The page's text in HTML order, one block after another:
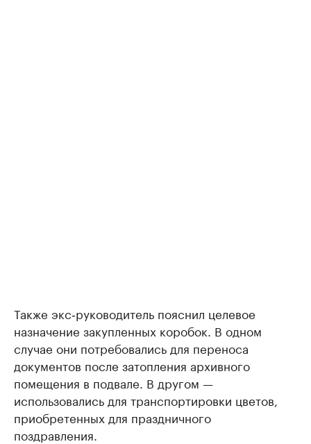
Также экс‑руководитель пояснил целевое
назначение закупленных коробок. В одном
случае они потребовались для переноса
документов после затопления архивного
помещения в подвале. В другом —
использовались для транспортировки цветов,
приобретенных для праздничного
поздравления.